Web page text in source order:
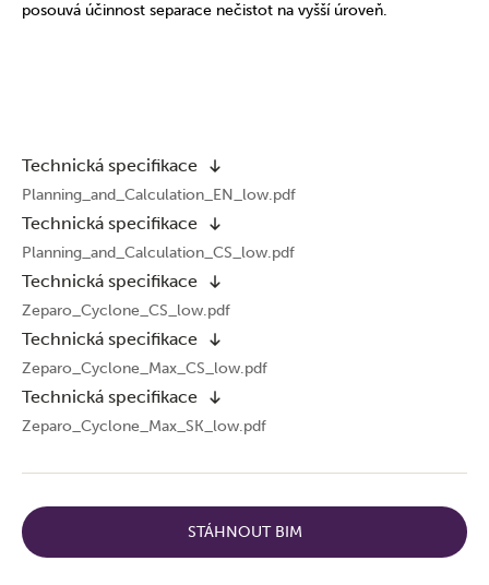
posouvá účinnost separace nečistot na vyšší úroveň.
Technická specifikace
Planning_and_Calculation_EN_low.pdf
Technická specifikace
Planning_and_Calculation_CS_low.pdf
Technická specifikace
Zeparo_Cyclone_CS_low.pdf
Technická specifikace
Zeparo_Cyclone_Max_CS_low.pdf
Technická specifikace
Zeparo_Cyclone_Max_SK_low.pdf
STÁHNOUT BIM